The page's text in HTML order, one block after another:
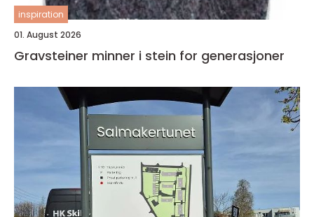
inspiration
01. August 2026
Gravsteiner minner i stein for generasjoner